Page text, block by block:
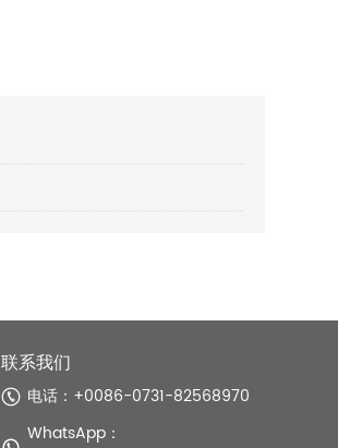
联系我们
电话：+0086-0731-82568970
WhatsApp：